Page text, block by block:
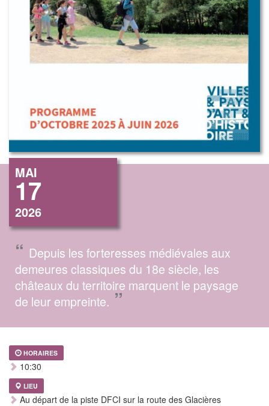
MAI
17
2026
“ Depuis les forteresses médiévales aux
demeures classiques du 18e siècle, les
châteaux du territoire marquent le paysage
de leur empreinte.”
HORAIRES
10:30
LIEU
Au départ de la piste DFCI sur la route des Glacières